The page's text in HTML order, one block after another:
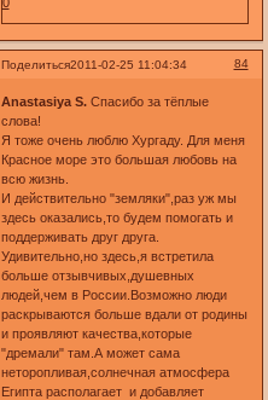
Поделиться 84
2011-02-25 11:04:34
Anastasiya S.Спасибо за тёплые
слова!
Я тоже очень люблю Хургаду. Для меня
Красное море это большая любовь на
всю жизнь.
И действительно "земляки",раз уж мы
здесь оказались,то будем помогать и
поддерживать друг друга.
Удивительно,но здесь,я встретила
больше отзывчивых,душевных
людей,чем в России.Возможно люди
раскрываются больше вдали от родины
и проявляют качества,которые
"дремали" там.А может сама
неторопливая,солнечная атмосфера
Египта располагает и добавляет